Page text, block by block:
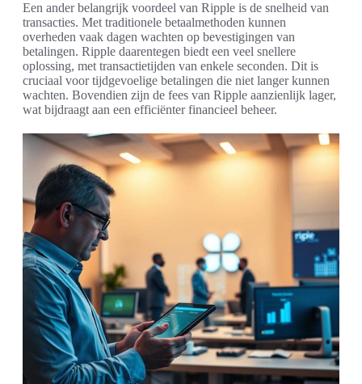
Een ander belangrijk voordeel van Ripple is de snelheid van
transacties. Met traditionele betaalmethoden kunnen
overheden vaak dagen wachten op bevestigingen van
betalingen. Ripple daarentegen biedt een veel snellere
oplossing, met transactietijden van enkele seconden. Dit is
cruciaal voor tijdgevoelige betalingen die niet langer kunnen
wachten. Bovendien zijn de fees van Ripple aanzienlijk lager,
wat bijdraagt aan een efficiënter financieel beheer.